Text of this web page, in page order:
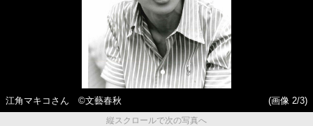
江角マキコさん ©文藝春秋
(画像 2/3)
縦スクロールで次の写真へ